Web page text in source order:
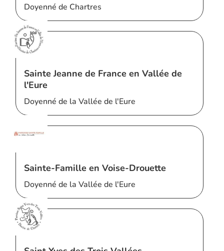
Doyenné de Chartres
Sainte Jeanne de France en Vallée de
l'Eure
Doyenné de la Vallée de l'Eure
Sainte-Famille en Voise-Drouette
Doyenné de la Vallée de l'Eure